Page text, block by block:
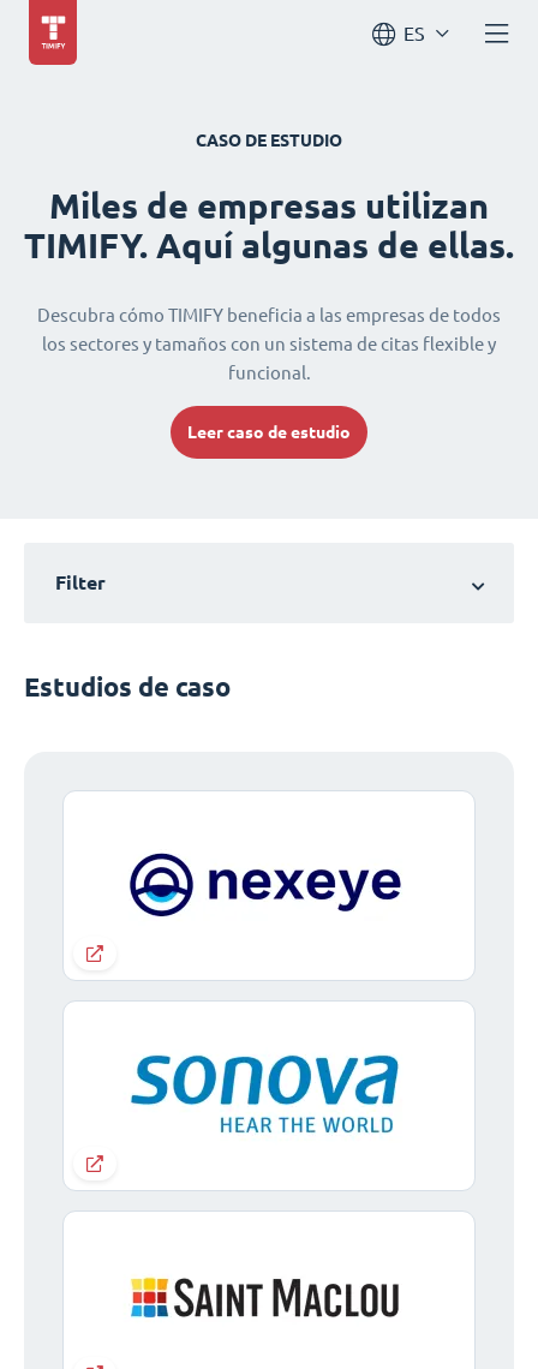
ES
CASO DE ESTUDIO
Miles de empresas utilizan
TIMIFY. Aquí algunas de ellas.
Descubra cómo TIMIFY beneficia a las empresas de todos
los sectores y tamaños con un sistema de citas flexible y
funcional.
Leer caso de estudio
Filter
Estudios de caso